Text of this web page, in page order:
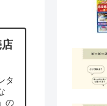
タ
の